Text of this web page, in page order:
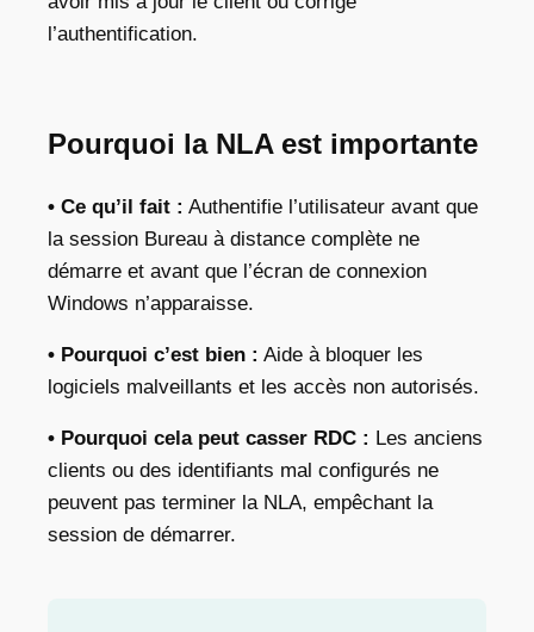
l’authentification.
Pourquoi la NLA est importante
• Ce qu’il fait : Authentifie l’utilisateur avant que
la session Bureau à distance complète ne
démarre et avant que l’écran de connexion
Windows n’apparaisse.
• Pourquoi c’est bien : Aide à bloquer les
logiciels malveillants et les accès non autorisés.
• Pourquoi cela peut casser RDC : Les anciens
clients ou des identifiants mal configurés ne
peuvent pas terminer la NLA, empêchant la
session de démarrer.